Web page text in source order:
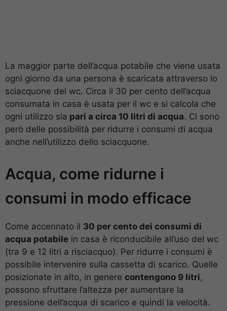
La maggior parte dell’acqua potabile che viene usata
ogni giorno da una persona è scaricata attraverso lo
sciacquone del wc. Circa il 30 per cento dell’acqua
consumata in casa è usata per il wc e si calcola che
ogni utilizzo sia pari a circa 10 litri di acqua. Ci sono
però delle possibilità per ridurre i consumi di acqua
anche nell’utilizzo dello sciacquone.
Acqua, come ridurne i
consumi in modo efficace
Come accennato il 30 per cento dei consumi di
acqua potabile in casa è riconducibile all’uso del wc
(tra 9 e 12 litri a risciacquo). Per ridurre i consumi è
possibile intervenire sulla cassetta di scarico. Quelle
posizionate in alto, in genere contengono 9 litri,
possono sfruttare l’altezza per aumentare la
pressione dell’acqua di scarico e quindi la velocità.